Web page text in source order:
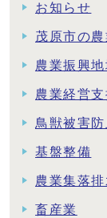
お知らせ
茂原市の農
農業振興地
農業経営支
鳥獣被害
基盤整備
農業集落排
畜産業